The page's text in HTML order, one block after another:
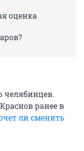
оценка
челябинцев.
ранее в
ли сменить